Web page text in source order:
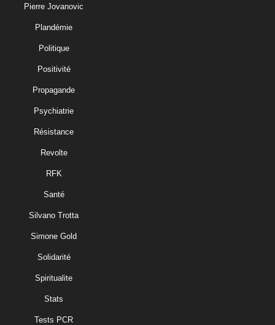
Pierre Jovanovic
Plandémie
Politique
Positivité
Propagande
Psychiatrie
Résistance
Revolte
RFK
Santé
Silvano Trotta
Simone Gold
Solidarité
Spiritualite
Stats
Tests PCR